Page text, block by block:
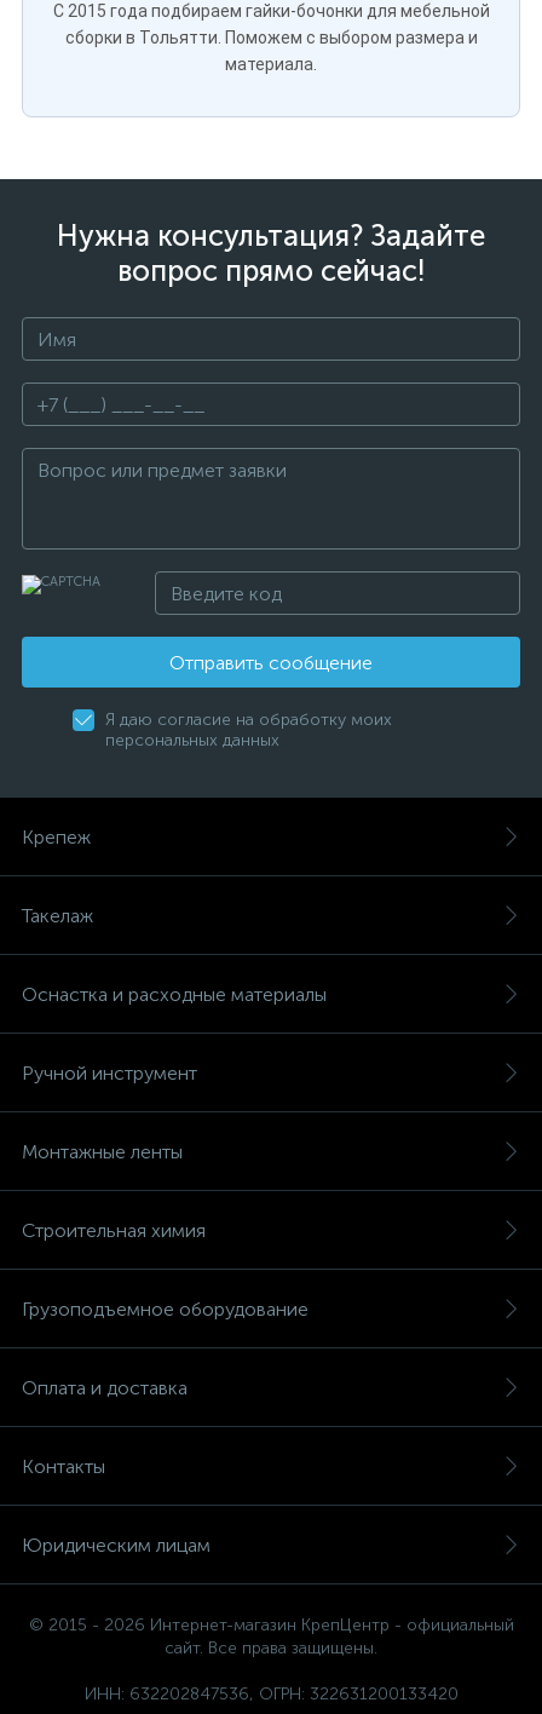
С 2015 года подбираем гайки-бочонки для мебельной
сборки в Тольятти. Поможем с выбором размера и
материала.
Нужна консультация? Задайте
вопрос прямо сейчас!
Отправить сообщение
Я даю согласие на обработку моих
персональных данных
Крепеж
Такелаж
Оснастка и расходные материалы
Ручной инструмент
Монтажные ленты
Строительная химия
Грузоподъемное оборудование
Оплата и доставка
Контакты
Юридическим лицам
© 2015 - 2026 Интернет-магазин КрепЦентр - официальный
сайт. Все права защищены.
ИНН: 632202847536, ОГРН: 322631200133420